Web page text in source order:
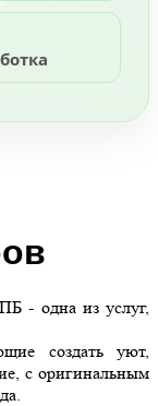
- одна из услуг,
создать уют,
с оригинальным